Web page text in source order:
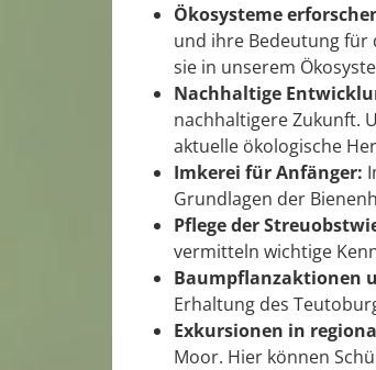
Ökosysteme
und ihre Bedeutung für
sie in unserem
Nachhaltige
nachhaltigere Zukunft.
aktuelle ökologische
Imkerei für Anfänger:
Grundlagen der
Pflege der
vermitteln wichtige
Baumpflanzaktionen
Erhaltung des
Exkursionen in
Moor. Hier können